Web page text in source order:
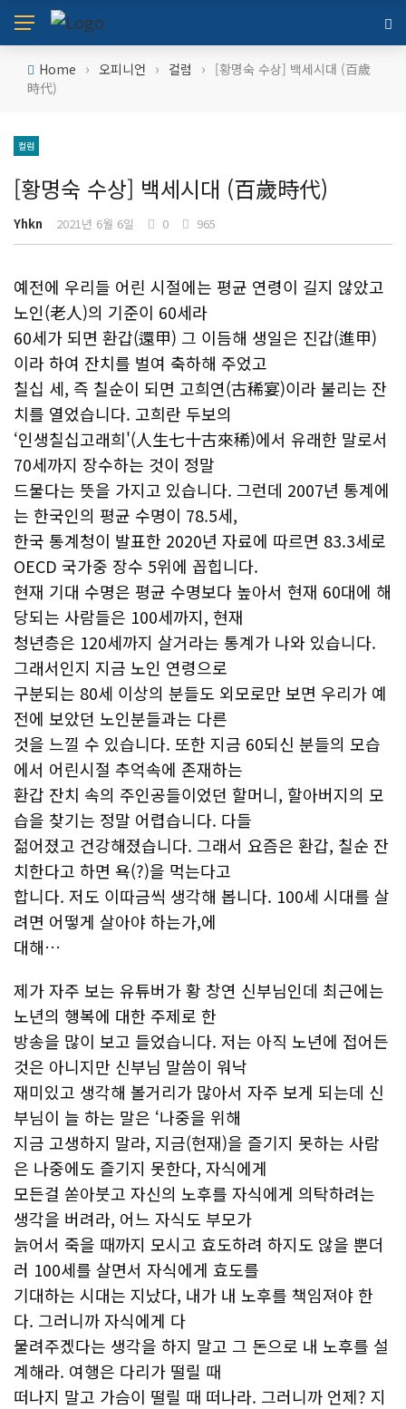
Home › 오피니언 › 컬럼 › [황명숙 수상] 백세시대 (百歲
時代)
컬럼
[황명숙 수상] 백세시대 (百歲時代)
Yhkn 2021년 6월 6일 0 965
예전에 우리들 어린 시절에는 평균 연령이 길지 않았고
노인(老人)의 기준이 60세라
60세가 되면 환갑(還甲) 그 이듬해 생일은 진갑(進甲)
이라 하여 잔치를 벌여 축하해 주었고
칠십 세, 즉 칠순이 되면 고희연(古稀宴)이라 불리는 잔
치를 열었습니다. 고희란 두보의
‘인생칠십고래희'(人生七十古來稀)에서 유래한 말로서
70세까지 장수하는 것이 정말
드물다는 뜻을 가지고 있습니다. 그런데 2007년 통계에
는 한국인의 평균 수명이 78.5세,
한국 통계청이 발표한 2020년 자료에 따르면 83.3세로
OECD 국가중 장수 5위에 꼽힙니다.
현재 기대 수명은 평균 수명보다 높아서 현재 60대에 해
당되는 사람들은 100세까지, 현재
청년층은 120세까지 살거라는 통계가 나와 있습니다.
그래서인지 지금 노인 연령으로
구분되는 80세 이상의 분들도 외모로만 보면 우리가 예
전에 보았던 노인분들과는 다른
것을 느낄 수 있습니다. 또한 지금 60되신 분들의 모습
에서 어린시절 추억속에 존재하는
환갑 잔치 속의 주인공들이었던 할머니, 할아버지의 모
습을 찾기는 정말 어렵습니다. 다들
젊어졌고 건강해졌습니다. 그래서 요즘은 환갑, 칠순 잔
치한다고 하면 욕(?)을 먹는다고
합니다. 저도 이따금씩 생각해 봅니다. 100세 시대를 살
려면 어떻게 살아야 하는가,에
대해…
제가 자주 보는 유튜버가 황 창연 신부님인데 최근에는
노년의 행복에 대한 주제로 한
방송을 많이 보고 들었습니다. 저는 아직 노년에 접어든
것은 아니지만 신부님 말씀이 워낙
재미있고 생각해 볼거리가 많아서 자주 보게 되는데 신
부님이 늘 하는 말은 ‘나중을 위해
지금 고생하지 말라, 지금(현재)을 즐기지 못하는 사람
은 나중에도 즐기지 못한다, 자식에게
모든걸 쏟아붓고 자신의 노후를 자식에게 의탁하려는
생각을 버려라, 어느 자식도 부모가
늙어서 죽을 때까지 모시고 효도하려 하지도 않을 뿐더
러 100세를 살면서 자식에게 효도를
기대하는 시대는 지났다, 내가 내 노후를 책임져야 한
다. 그러니까 자식에게 다
물려주겠다는 생각을 하지 말고 그 돈으로 내 노후를 설
계해라. 여행은 다리가 떨릴 때
떠나지 말고 가슴이 떨릴 때 떠나라. 그러니까 언제? 지